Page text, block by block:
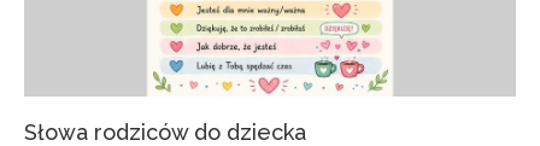
Słowa rodziców do dziecka